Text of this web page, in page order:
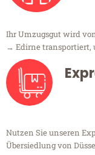
Ihr Umzugsgut wird
→ Edirne transportiert,
Nutzen Sie unseren
Übersiedlung von